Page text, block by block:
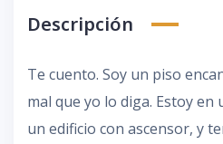
Descripción
Te cuento. Soy un piso
mal que yo lo diga. Estoy en
un edificio con ascensor, y